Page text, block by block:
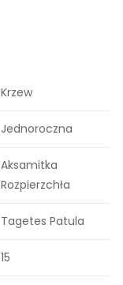
Krzew
Jednoroczna
Aksamitka
Rozpierzchła
Tagetes Patula
15